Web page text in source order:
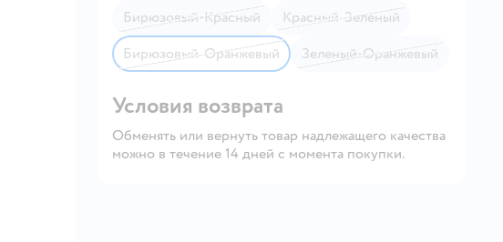
Бирюзовый-Красный
Красный-Зеленый
Бирюзовый-Оранжевый
Зеленый-Оранжевый
Условия возврата
Обменять или вернуть товар надлежащего качества
можно в течение 14 дней с момента покупки.